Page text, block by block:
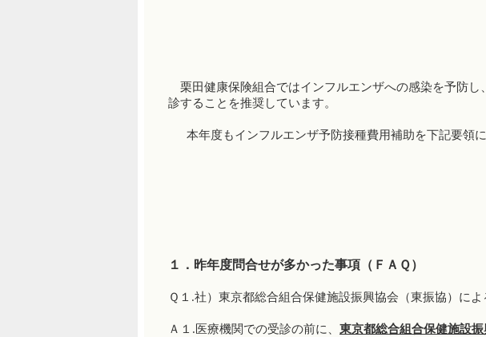
栗田健康保険組合ではインフルエンザへの感染を予防
診することを推奨しています。
本年度もインフルエンザ予防接種費用補助を下記要領に
１．昨年度問合せが多かった事項（ＦＡＱ）
Ｑ１.社）東京都総合組合保健施設振興協会（東振協）に
Ａ１.医療機関での受診の前に、 東京都総合組合保健施設